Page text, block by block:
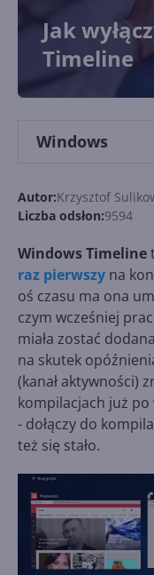
Jak
Timeline
Windows
Autor:Krzysztof
Liczba odsłon:9594
Windows Timeline
raz pierwszy na
oś czasu ma ona
czym wcześniej
miała zostać
na skutek
(kanał aktywności)
kompilacjach już po
- dołączy do
też się stało.